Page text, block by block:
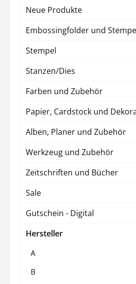
Neue Produkte
Embossingfolder und
Stempel
Stanzen/Dies
Farben und Zubehör
Papier, Cardstock und
Alben, Planer und Zubehör
Werkzeug und Zubehör
Zeitschriften und Bücher
Sale
Gutschein - Digital
Hersteller
A
B